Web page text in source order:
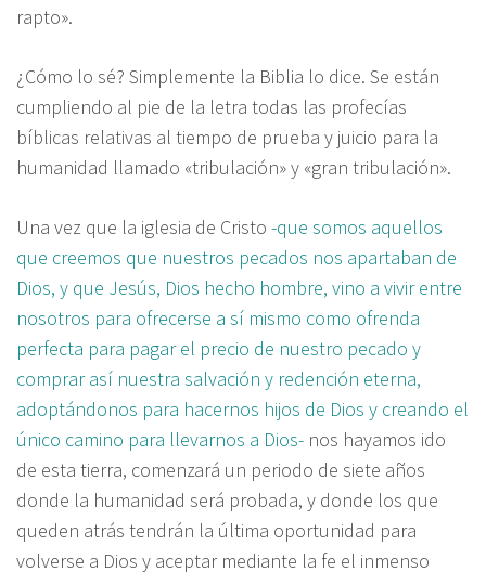
rapto».
¿Cómo lo sé? Simplemente la Biblia lo dice. Se están
cumpliendo al pie de la letra todas las profecías
bíblicas relativas al tiempo de prueba y juicio para la
humanidad llamado «tribulación» y «gran tribulación».
Una vez que la iglesia de Cristo -que somos aquellos
que creemos que nuestros pecados nos apartaban de
Dios, y que Jesús, Dios hecho hombre, vino a vivir entre
nosotros para ofrecerse a sí mismo como ofrenda
perfecta para pagar el precio de nuestro pecado y
comprar así nuestra salvación y redención eterna,
adoptándonos para hacernos hijos de Dios y creando el
único camino para llevarnos a Dios- nos hayamos ido
de esta tierra, comenzará un periodo de siete años
donde la humanidad será probada, y donde los que
queden atrás tendrán la última oportunidad para
volverse a Dios y aceptar mediante la fe el inmenso